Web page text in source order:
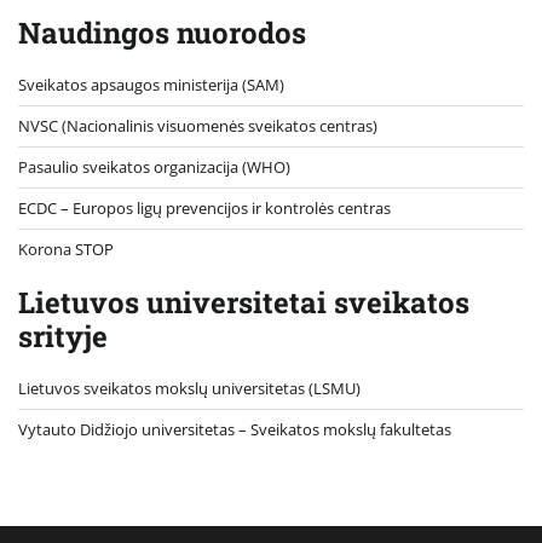
Naudingos nuorodos
Sveikatos apsaugos ministerija (SAM)
NVSC (Nacionalinis visuomenės sveikatos centras)
Pasaulio sveikatos organizacija (WHO)
ECDC – Europos ligų prevencijos ir kontrolės centras
Korona STOP
Lietuvos universitetai sveikatos
srityje
Lietuvos sveikatos mokslų universitetas (LSMU)
Vytauto Didžiojo universitetas– Sveikatos mokslų fakultetas